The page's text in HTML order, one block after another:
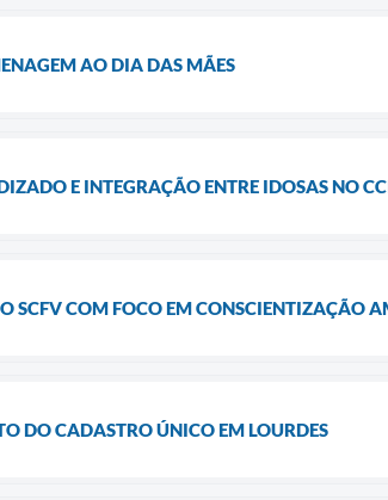
AO DIA DAS MÃES
E INTEGRAÇÃO ENTRE IDOSAS NO
SCFV COM FOCO EM CONSCIENTIZAÇÃO
DO CADASTRO ÚNICO EM LOURDES